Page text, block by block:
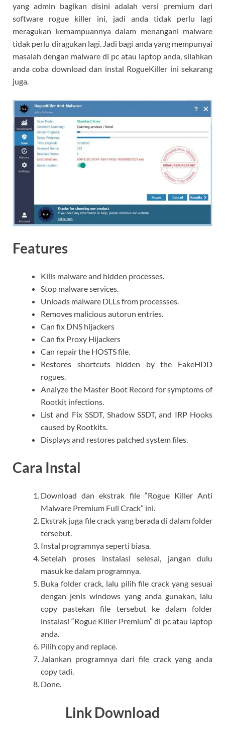
yang admin bagikan disini adalah versi premium dari
software rogue killer ini, jadi anda tidak perlu lagi
meragukan kemampuannya dalam menangani malware
tidak perlu diragukan lagi. Jadi bagi anda yang mempunyai
masalah dengan malware di pc atau laptop anda, silahkan
anda coba download dan instal RogueKiller ini sekarang
juga.
Features
Kills malware and hidden processes.
Stop malware services.
Unloads malware DLLs from processses.
Removes malicious autorun entries.
Can fix DNS hijackers
Can fix Proxy Hijackers
Can repair the HOSTS file.
Restores shortcuts hidden by the FakeHDD
rogues.
Analyze the Master Boot Record for symptoms of
Rootkit infections.
List and Fix SSDT, Shadow SSDT, and IRP Hooks
caused by Rootkits.
Displays and restores patched system files.
Cara Instal
Download dan ekstrak file “Rogue Killer Anti
Malware Premium Full Crack” ini.
Ekstrak juga file crack yang berada di dalam folder
tersebut.
Instal programnya seperti biasa.
Setelah proses instalasi selesai, jangan dulu
masuk ke dalam programnya.
Buka folder crack, lalu pilih file crack yang sesuai
dengan jenis windows yang anda gunakan, lalu
copy pastekan file tersebut ke dalam folder
instalasi “Rogue Killer Premium” di pc atau laptop
anda.
Pilih copy and replace.
Jalankan programnya dari file crack yang anda
copy tadi.
Done.
Link Download